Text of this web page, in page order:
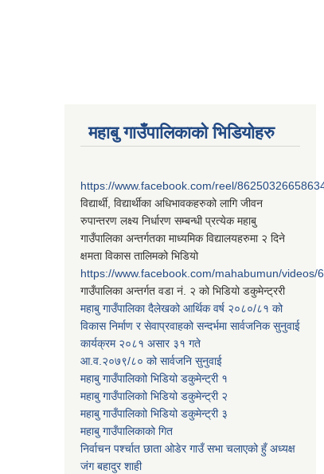
महाबु गाउँपालिकाको भिडियोहरु
https://www.facebook.com/reel/
विद्यार्थी, विद्यार्थीका अधिभावकहरुको लागि जीवन
रुपान्तरण लक्ष्य निर्धारण सम्बन्धी प्रत्येक महाबु
गाउँपालिका अन्तर्गतका माध्यमिक विद्यालयहरुमा २ दिने
क्षमता विकास तालिमको भिडियो
https://www.facebook.com/mahabumun/videos/
गाउँपालिका अन्तर्गत वडा नं. २ को भिडियो डकुमेन्ट्ररी
महाबु गाउँपालिका दैलेखको आर्थिक वर्ष २०८०/८१ को
विकास निर्माण र सेवाप्रवाहको सन्दर्भमा सार्वजनिक सुनुवाई
कार्यक्रम २०८१ असार ३१ गते
आ.व.२०७९/८० को सार्वजनि सुनुवाई
महाबु गाउँपालिकाो भिडियो डकुमेन्ट्री १
महाबु गाउँपालिकाो भिडियो डकुमेन्ट्री २
महाबु गाउँपालिकाो भिडियो डकुमेन्ट्री ३
महाबु गाउँपालिकाको गित
निर्वाचन पर्श्चात छाता ओडेर गाउँ सभा चलाएको हुँ अध्यक्ष
जंग बहादुर शाही